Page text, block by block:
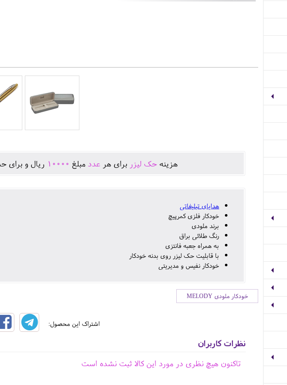
هزينه حک لیزر برای هر عدد مبلغ 10000 ريال و برای
هدایای تبلیغاتی
خودکار فلزی کمرپیچ
برند ملودی
رنگ طلائی براق
به همراه جعبه فانتزی
با قابلیت حک لیزر روی بدنه خودکار
خودکار نفیس و مدیریتی
خودکار ملودی MELODY
اشتراک این محصول:
نظرات کاربران
تاکنون هیچ نظری در مورد این کالا ثبت نشده است